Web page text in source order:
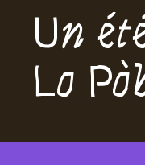
Un
Lo